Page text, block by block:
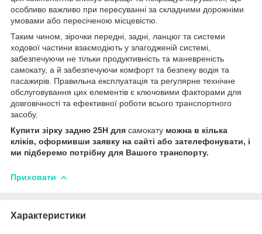
особливо важливо при пересуванні за складними дорожніми
умовами або пересіченою місцевістю.
Таким чином, зірочки передні, задні, ланцюг та системи
ходової частини взаємодіють у злагодженій системі,
забезпечуючи не тільки продуктивність та маневреність
самокату, а й забезпечуючи комфорт та безпеку водія та
пасажирів. Правильна експлуатація та регулярне технічне
обслуговування цих елементів є ключовими факторами для
довговічності та ефективної роботи всього транспортного
засобу.
Купити зірку задню 25H для самокату можна в кілька
кліків, оформивши заявку на сайті або зателефонувати, і
ми підберемо потрібну для Вашого транспорту.
Приховати
Характеристики